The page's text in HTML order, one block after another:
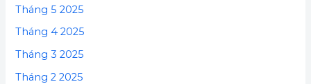
Tháng 5 2025
Tháng 4 2025
Tháng 3 2025
Tháng 2 2025